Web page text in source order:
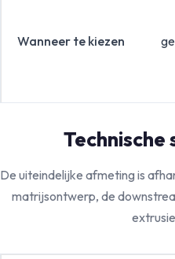
Wanneer te kiezen
De uiteindelijke afmeting is
matrijsontwerp, de